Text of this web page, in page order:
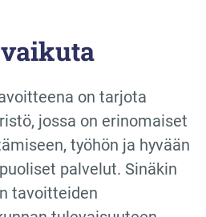
on tarjota
jossa on erinomaiset
työhön ja hyvään
palvelut. Sinäkin
tavoitteiden